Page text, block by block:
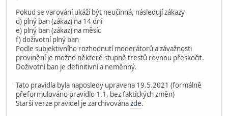
Pokud se varování ukáží být neučinná, následují zákazy
d) plný ban (zákaz) na 14 dní
e) plný ban (zákaz) na měsíc
f) doživotní plný ban
Podle subjektivního rozhodnutí moderátorů a závažnosti
provinění je možno některé stupně trestů rovnou přeskočit.
Doživotní ban je definitivní a neměnný.
Tato pravidla byla naposledy upravena 19.5.2021 (formálně
přeformulováno pravidlo 1.1, bez faktických změn)
Starší verze pravidel je zarchivovánazde.